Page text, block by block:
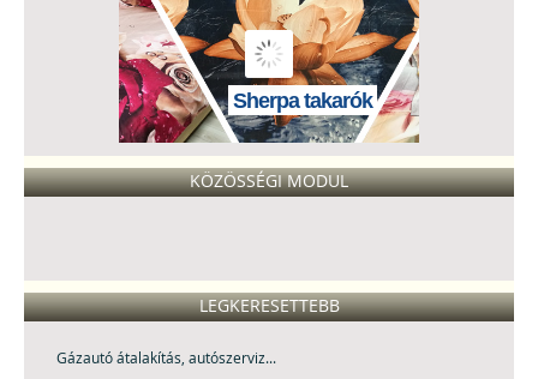
Sherpa takarók
KÖZÖSSÉGI MODUL
LEGKERESETTEBB
Gázautó átalakítás, autószerviz...